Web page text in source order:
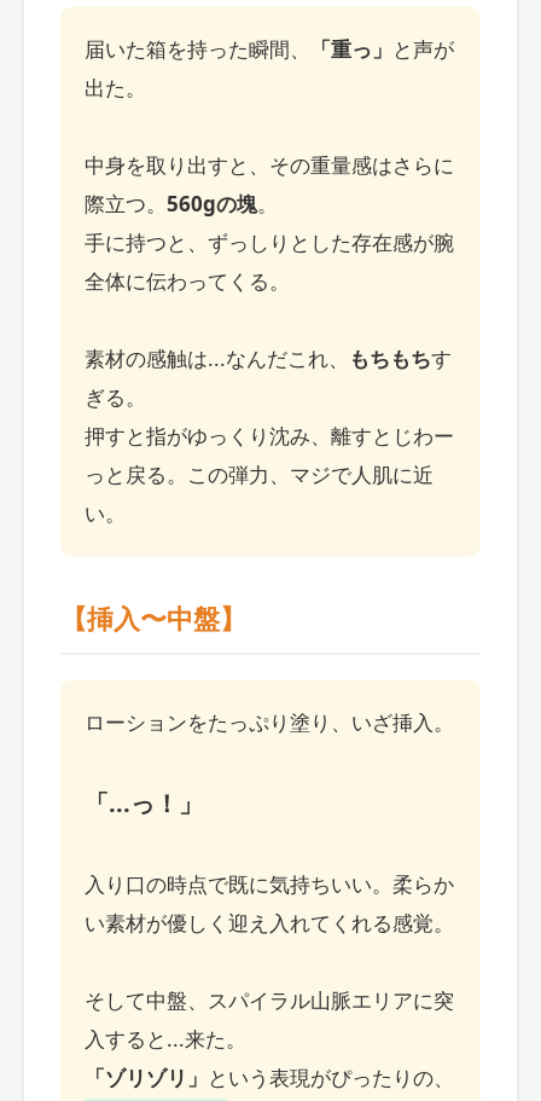
届いた箱を持った瞬間、 「重っ」 と声が
出た。
中身を取り出すと、その重量感はさらに
際立つ。 560gの塊。
手に持つと、ずっしりとした存在感が腕
全体に伝わってくる。
素材の感触は...なんだこれ、 もちもちす
ぎる。
押すと指がゆっくり沈み、離すとじわー
っと戻る。この弾力、マジで人肌に近
い。
【挿入〜中盤】
ローションをたっぷり塗り、いざ挿入。
「...っ！」
入り口の時点で既に気持ちいい。 柔らか
い素材が優しく迎え入れてくれる感覚。
そして中盤、スパイラル山脈エリアに突
入すると...来た。
「ゾリゾリ」 という表現がぴったりの、